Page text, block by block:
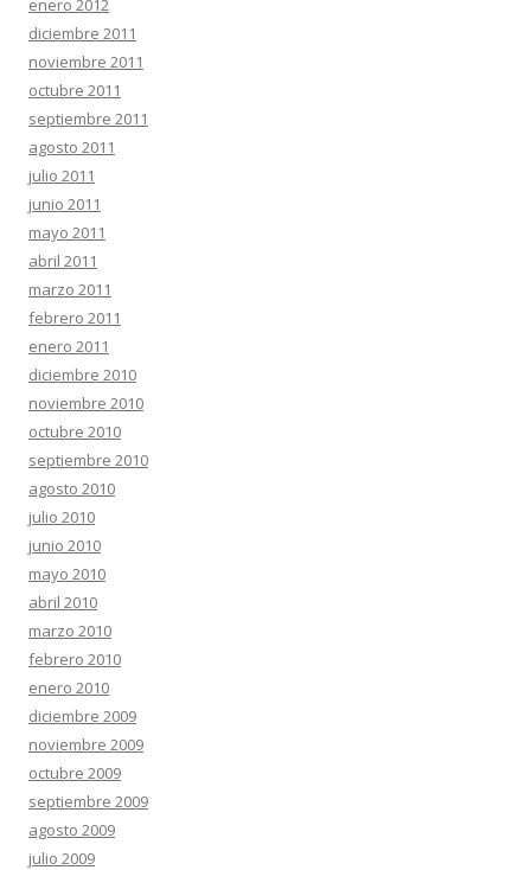
enero 2012
diciembre 2011
noviembre 2011
octubre 2011
septiembre 2011
agosto 2011
julio 2011
junio 2011
mayo 2011
abril 2011
marzo 2011
febrero 2011
enero 2011
diciembre 2010
noviembre 2010
octubre 2010
septiembre 2010
agosto 2010
julio 2010
junio 2010
mayo 2010
abril 2010
marzo 2010
febrero 2010
enero 2010
diciembre 2009
noviembre 2009
octubre 2009
septiembre 2009
agosto 2009
julio 2009